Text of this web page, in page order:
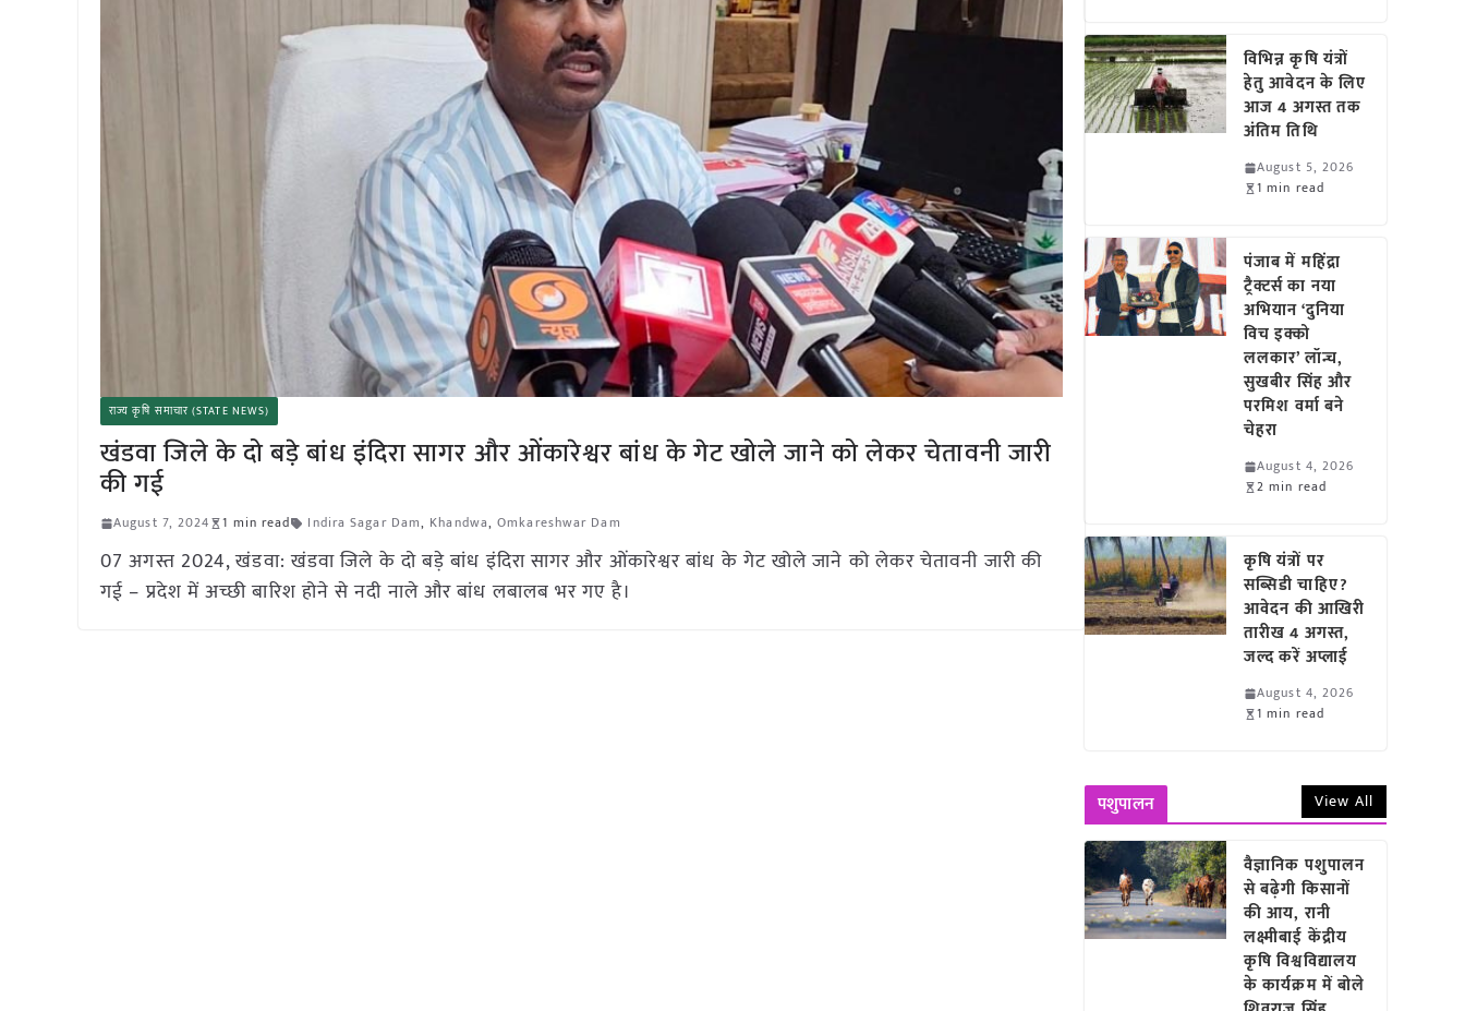
राज्य कृषि समाचार (STATE NEWS)
खंडवा जिले के दो बड़े बांध इंदिरा सागर और ओंकारेश्वर बांध के गेट खोले जाने को लेकर चेतावनी जारी
की गई
August 7, 2024 1 min read Indira Sagar Dam, Khandwa,Omkareshwar Dam
07 अगस्त 2024, खंडवा: खंडवा जिले के दो बड़े बांध इंदिरा सागर और ओंकारेश्वर बांध के गेट खोले जाने को लेकर चेतावनी जारी की
गई – प्रदेश में अच्छी बारिश होने से नदी नाले और बांध लबालब भर गए है।
विभिन्न कृषि यंत्रों
हेतु आवेदन के लिए
आज 4 अगस्त तक
अंतिम तिथि
August 5, 2026
1 min read
पंजाब में महिंद्रा
ट्रैक्टर्स का नया
अभियान ‘दुनिया
विच इक्को
ललकार’ लॉन्च,
सुखबीर सिंह और
परमिश वर्मा बने
चेहरा
August 4, 2026
2 min read
कृषि यंत्रों पर
सब्सिडी चाहिए?
आवेदन की आखिरी
तारीख 4 अगस्त,
जल्द करें अप्लाई
August 4, 2026
1 min read
पशुपालन View All
वैज्ञानिक पशुपालन
से बढ़ेगी किसानों
की आय, रानी
लक्ष्मीबाई केंद्रीय
कृषि विश्वविद्यालय
के कार्यक्रम में बोले